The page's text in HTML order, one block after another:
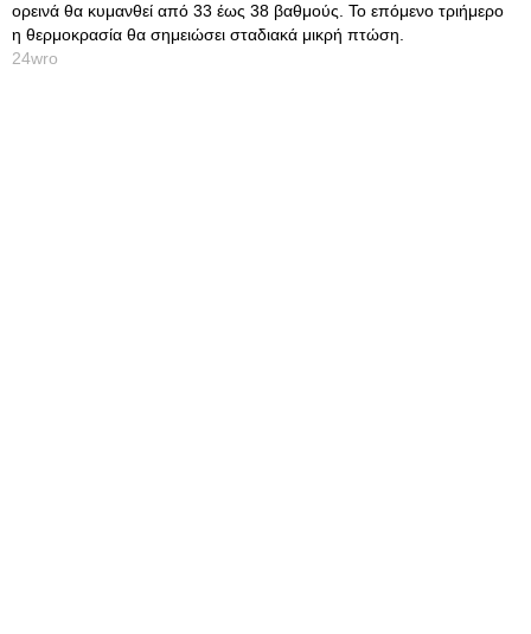
ορεινά θα κυμανθεί από 33 έως 38 βαθμούς. Το επόμενο τριήμερο
η θερμοκρασία θα σημειώσει σταδιακά μικρή πτώση.
24wro